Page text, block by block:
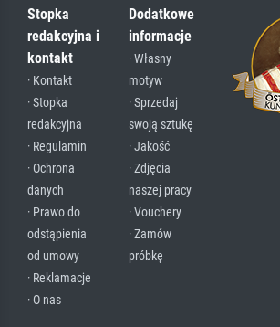
Stopka
redakcyjna i
kontakt
· Kontakt
· Stopka
redakcyjna
· Regulamin
· Ochrona
danych
· Prawo do
odstąpienia
od umowy
· Reklamacje
· O nas
Dodatkowe
informacje
· Własny
motyw
· Sprzedaj
swoją sztukę
· Jakość
· Zdjęcia
naszej pracy
· Vouchery
· Zamów
próbkę